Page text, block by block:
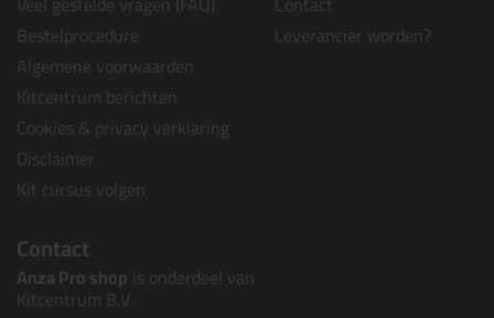
Bestelprocedure
Algemene voorwaarden
Kitcentrum berichten
Cookies & privacy verklaring
Disclaimer
Kit cursus volgen
Leverancier worden?
Contact
Anza Pro shop is onderdeel van
Kitcentrum B.V.